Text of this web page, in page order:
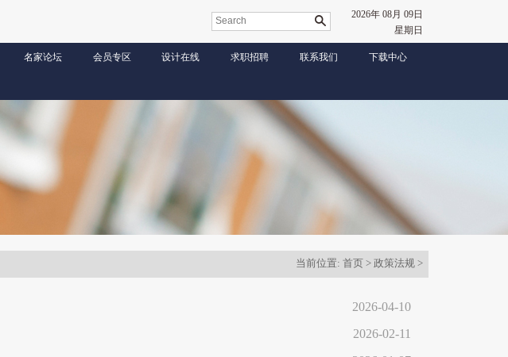
2026年 08月 09日
星期日
名家论坛 会员专区 设计在线 求职招聘 联系我们 下载中心
当前位置: 首页 > 政策法规 >
2026-04-10
2026-02-11